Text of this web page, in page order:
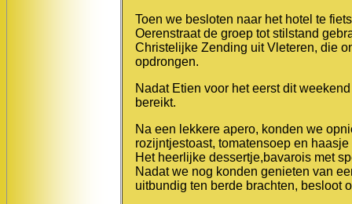
Toen we besloten naar het hotel te
Oerenstraat de groep tot stilstand
Christelijke Zending uit Vleteren, die
opdrongen.
Nadat Etien voor het eerst dit
bereikt.
Na een lekkere apero, konden we
rozijntjestoast, tomatensoep en
Het heerlijke dessertje,bavarois met
Nadat we nog konden genieten van
uitbundig ten berde brachten, besloot